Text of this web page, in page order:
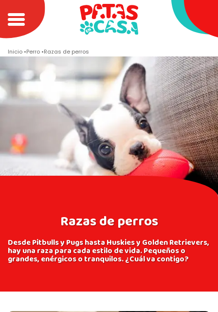
Inicio Perro Razas de perros
Razas de perros
Desde Pitbulls y Pugs hasta Huskies y Golden Retrievers,
hay una raza para cada estilo de vida. Pequeños o
grandes, enérgicos o tranquilos. ¿Cuál va contigo?